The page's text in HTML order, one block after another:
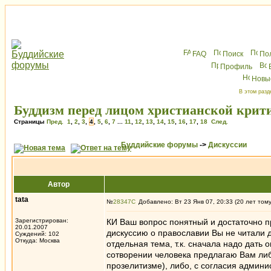
FAQ Поиск
Профиль
В этом
Буддизм перед лицом христианской
Страницы Пред. 1 2 3 4 5 6 7 11 12 13 14 15 16 17 18 След.
Буддийские форумы -> Дискуссии
Автор
tata
Зарегистрирован:
20.01.2007
Суждений: 102
Откуда: Москва
№28347 Добавлено: Вт 23 Янв 07, 20:33 (20 лет
КИ Ваш вопрос понятный и достаточно
дискуссию о православии Вы не читали
отдельная тема, т.к. сначала надо дать
сотворении человека предлагаю Вам
прозелитизме), либо, с согласия